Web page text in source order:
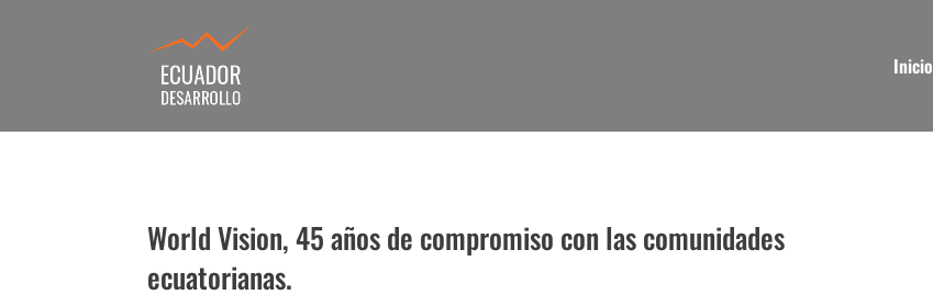
Inicio
World Vision, 45 años de compromiso con las comunidades
ecuatorianas.